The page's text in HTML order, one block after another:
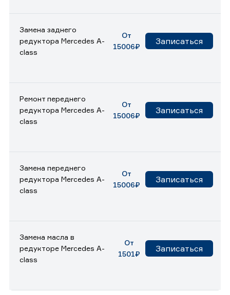
Замена заднего
редуктора Mercedes A-
class
От
15006₽
Записаться
Ремонт переднего
редуктора Mercedes A-
class
От
15006₽
Записаться
Замена переднего
редуктора Mercedes A-
class
От
15006₽
Записаться
Замена масла в
редукторе Mercedes A-
class
От
1501₽
Записаться